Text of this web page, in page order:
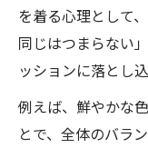
個性的コ
イント
自分らしさが
自分らし
プ
を着る心理として
同じはつまらない
ッションに落とし
例えば、鮮やかな
とで、全体のバラ